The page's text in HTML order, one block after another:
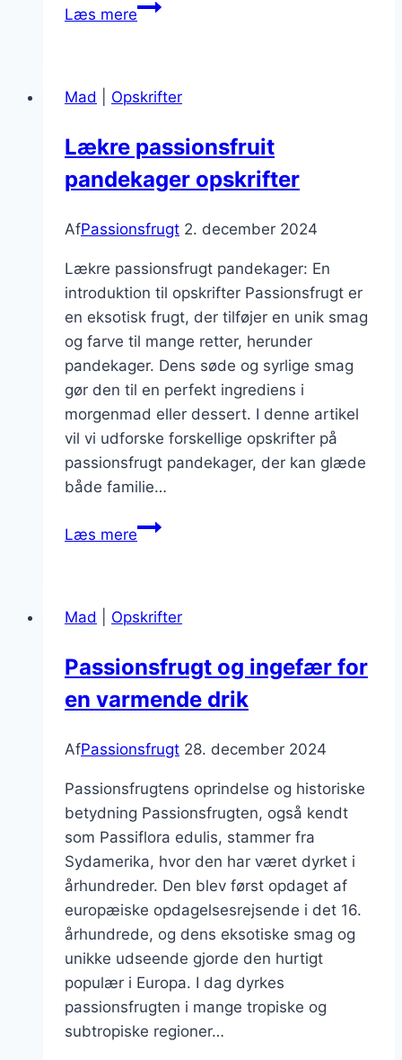
Læs merePassionsfrugt
et
twist
Mad Opskrifter
Lækre passionsfruit
pandekager opskrifter
AfPassionsfrugt 2. december 2024
Lækre passionsfrugt pandekager: En
introduktion til opskrifter Passionsfrugt er
en eksotisk frugt, der tilføjer en unik smag
og farve til mange retter, herunder
pandekager. Dens søde og syrlige smag
gør den til en perfekt ingrediens i
morgenmad eller dessert. I denne artikel
vil vi udforske forskellige opskrifter på
passionsfrugt pandekager, der kan glæde
både familie…
Læs mereLækre
Mad
Opskrifter
Passionsfrugt og ingefær for
en varmende drik
AfPassionsfrugt 28. december 2024
Passionsfrugtens oprindelse og historiske
betydning Passionsfrugten, også kendt
som Passiflora edulis, stammer fra
Sydamerika, hvor den har været dyrket i
århundreder. Den blev først opdaget af
europæiske opdagelsesrejsende i det 16.
århundrede, og dens eksotiske smag og
unikke udseende gjorde den hurtigt
populær i Europa. I dag dyrkes
passionsfrugten i mange tropiske og
subtropiske regioner…